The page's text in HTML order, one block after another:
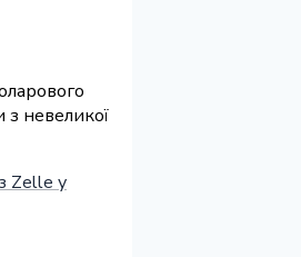
з невеликої
Zelle у